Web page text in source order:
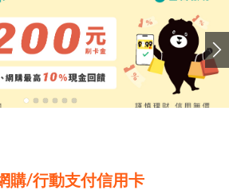
購/行動支付信用卡